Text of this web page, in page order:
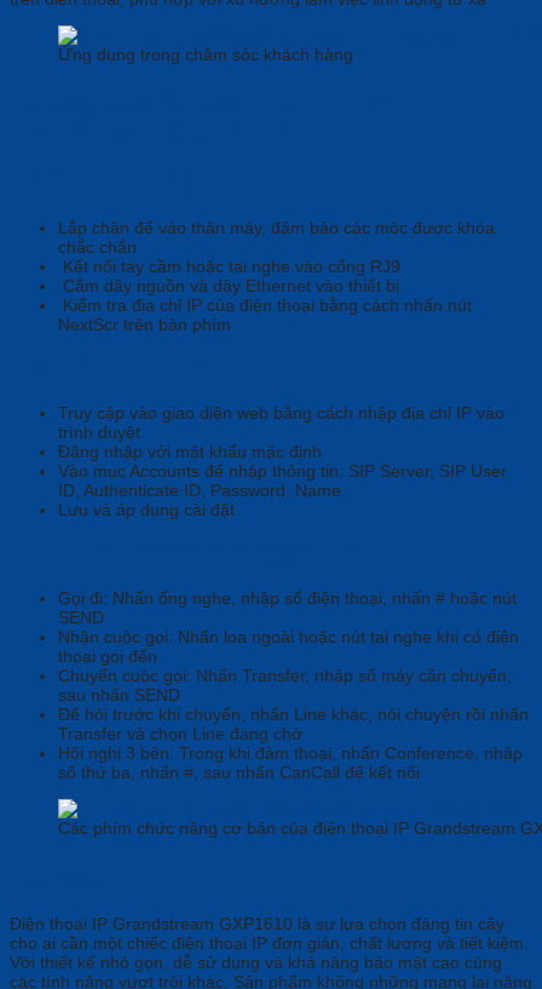
Ứng dụng trong chăm sóc khách hàng
Lắp chân đế vào thân máy, đảm bảo các móc được khóa
chắc chắn
Kết nối tay cầm hoặc tai nghe vào cổng RJ9
Cắm dây nguồn và dây Ethernet vào thiết bị
Kiểm tra địa chỉ IP của điện thoại bằng cách nhấn nút
NextScr trên bàn phím
Truy cập vào giao diện web bằng cách nhập địa chỉ IP vào
trình duyệt
Đăng nhập với mật khẩu mặc định
Vào mục Accounts để nhập thông tin: SIP Server, SIP User
ID, Authenticate ID, Password, Name.
Lưu và áp dụng cài đặt
Gọi đi: Nhấn ống nghe, nhập số điện thoại, nhấn # hoặc nút
SEND
Nhận cuộc gọi: Nhấn loa ngoài hoặc nút tai nghe khi có điện
thoại gọi đến
Chuyển cuộc gọi: Nhấn Transfer, nhập số máy cần chuyển,
sau nhấn SEND
Để hỏi trước khi chuyển, nhấn Line khác, nói chuyện rồi nhấn
Transfer và chọn Line đang chờ
Hội nghị 3 bên: Trong khi đàm thoại, nhấn Conference, nhập
số thứ ba, nhấn #, sau nhấn CanCall để kết nối
Các phím chức năng cơ bản của điện thoại IP Grandstream
Điện thoại IP Grandstream GXP1610 là sự lựa chọn đáng tin cậy
cho ai cần một chiếc điện thoại IP đơn giản, chất lượng và tiết kiệm.
Với thiết kế nhỏ gọn, dễ sử dụng và khả năng bảo mật cao cùng
các tính năng vượt trội khác. Sản phẩm không những mang lại nâng